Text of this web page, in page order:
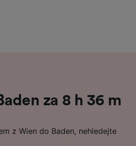
za 8 h 36 m
z Wien do Baden, nehledejte